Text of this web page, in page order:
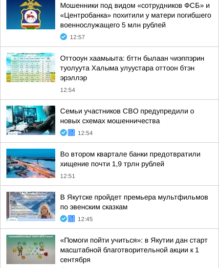
Мошенники под видом «сотрудников ФСБ» и
«Центробанка» похитили у матери погибшего
военнослужащего 5 млн рублей
12:57
Оттооун хаамыыта: бттн былаан чиэппэрин
туолуута Халыма улуустара оттоон бтэн
эрэллэр
12:54
Семьи участников СВО предупредили о
новых схемах мошенничества
12:54
Во втором квартале банки предотвратили
хищение почти 1,9 трлн рублей
12:51
В Якутске пройдет премьера мультфильмов
по эвенским сказкам
12:45
«Помоги пойти учиться»: в Якутии дан старт
масштабной благотворительной акции к 1
сентября